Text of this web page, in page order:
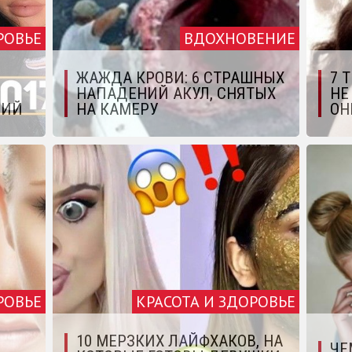
ВДОХНОВЕНИЕ
ЖАЖДА КРОВИ: 6 СТРАШНЫХ
НАПАДЕНИЙ АКУЛ, СНЯТЫХ
НА КАМЕРУ
7
КРАСОТА И ЗДОРОВЬЕ
10 МЕРЗКИХ ЛАЙФХАКОВ, НА